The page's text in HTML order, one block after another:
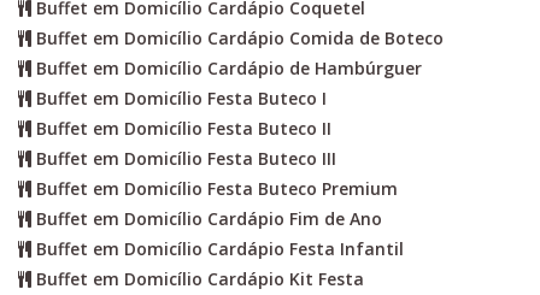
Buffet em Domicílio Cardápio Coquetel
Buffet em Domicílio Cardápio Comida de Boteco
Buffet em Domicílio Cardápio de Hambúrguer
Buffet em Domicílio Festa Buteco I
Buffet em Domicílio Festa Buteco II
Buffet em Domicílio Festa Buteco III
Buffet em Domicílio Festa Buteco Premium
Buffet em Domicílio Cardápio Fim de Ano
Buffet em Domicílio Cardápio Festa Infantil
Buffet em Domicílio Cardápio Kit Festa